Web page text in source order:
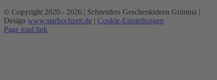
© Copyright 2020 - 2026 | Schneiders Geschenkideen Grimma |
Design www.starhochzeit.de | Cookie-Einstellungen
Page load link